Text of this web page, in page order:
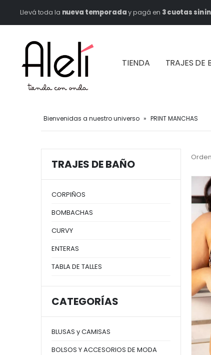
Llevá toda la nueva temporaday pagá en 3 cuotas sin
TIENDA TRAJES DE
Bienvenidas a nuestro universo » PRINT MANCHAS
TRAJES DE BAÑO
CORPIÑOS
BOMBACHAS
CURVY
ENTERAS
TABLA DE TALLES
CATEGORÍAS
BLUSAS y CAMISAS
BOLSOS Y ACCESORIOS DE MODA